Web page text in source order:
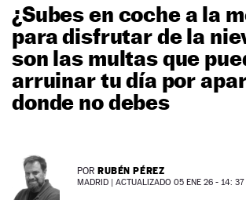
MOTOS
TECNOLOGÍA
SUPERCOCHES
PREMIOS
SERVICIOS
SÍGUENOS
¿Subes en coche a la
para disfrutar de la
son las multas que
arruinar tu día por
donde no debes
POR RUBÉN PÉREZ
MADRID | ACTUALIZADO 05 ENE 26 - 14: 37